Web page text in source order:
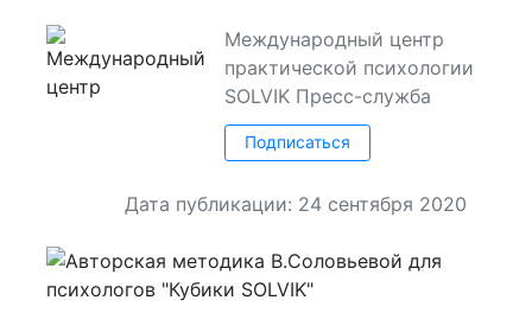
Международный центр
практической психологии
SOLVIK Пресс-служба
Подписаться
Дата публикации: 24 сентября 2020